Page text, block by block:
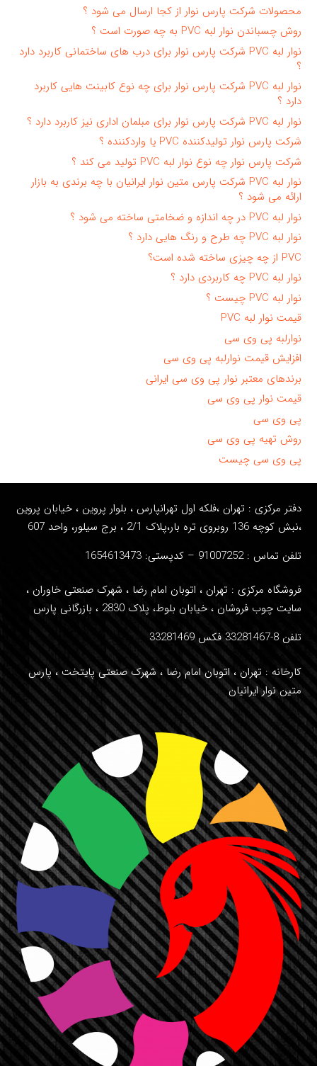
محصولات شرکت پارس نوار از کجا ارسال می شود ؟
روش چسباندن نوار لبه PVC به چه صورت است ؟
نوار لبه PVC شرکت پارس نوار برای درب های ساختمانی کاربرد دارد
؟
نوار لبه PVC شرکت پارس نوار برای چه نوع کابینت هایی کاربرد
دارد ؟
نوار لبه PVC شرکت پارس نوار برای مبلمان اداری نیز کاربرد دارد ؟
شرکت پارس نوار تولیدکننده PVC یا واردکننده ؟
شرکت پارس نوار چه نوع نوار لبه PVC تولید می کند ؟
نوار لبه PVC شرکت پارس متین نوار ایرانیان با چه برندی به بازار
ارائه می شود ؟
نوار لبه PVC در چه اندازه و ضخامتی ساخته می شود ؟
نوار لبه PVC چه طرح و رنگ هایی دارد ؟
PVC از چه چیزی ساخته شده است؟
نوار لبه PVC چه کاربردی دارد ؟
نوار لبه PVC چیست ؟
قیمت نوار لبه PVC
نوارلبه پی وی سی
افزایش قیمت نوارلبه پی وی سی
برندهای معتبر نوار پی وی سی ایرانی
قیمت نوار پی وی سی
پی وی سی
روش تهیه پی وی سی
پی وی سی چیست
دفتر مرکزی : تهران ،فلکه اول تهرانپارس ، بلوار پروین ، خیابان پروین
،نبش کوچه 136 روبروی تره بار،پلاک 2/1 ، برج سیلور، واحد
607
تلفن تماس : 91007252
– کدپستی: 1654613473
فروشگاه مرکزی : تهران ، اتوبان امام رضا ، شهرک صنعتی خاوران ،
سایت چوب فروشان ، خیابان بلوط، پلاک 2830 ، بازرگانی پارس
تلفن 8-33281467 فکس 33281469
کارخانه : تهران ، اتوبان امام رضا ، شهرک صنعتی پایتخت ، پارس
متین نوار ایرانیان